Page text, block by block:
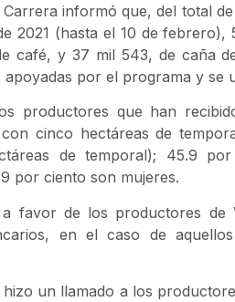
informó que, del total
2021 (hasta el 10 de
café, y 37 mil 543, de caña
por el programa y se
productores que han
cinco hectáreas de
de temporal); 45.9
por ciento son mujeres.
favor de los productores de
en el caso de
un llamado a los